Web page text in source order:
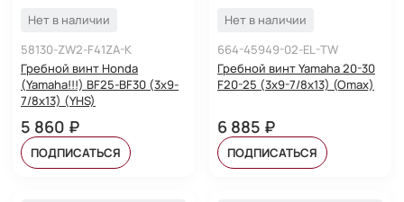
Нет в наличии
58130-ZW2-F41ZA-K
Гребной винт Honda
(Yamaha!!!) BF25-BF30 (3x9-
7/8x13) (YHS)
5 860 ₽
ПОДПИСАТЬСЯ
Нет в наличии
664-45949-02-EL-TW
Гребной винт Yamaha 20-30
F20-25 (3x9-7/8x13) (Omax)
6 885 ₽
ПОДПИСАТЬСЯ